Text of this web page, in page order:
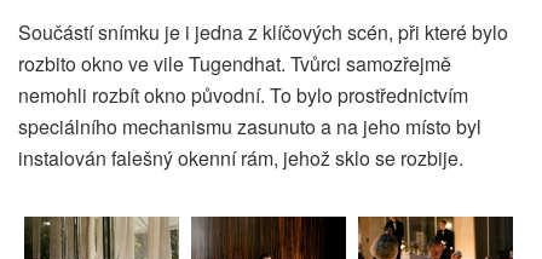
Součástí snímku je i jedna z klíčových scén, při které bylo
rozbito okno ve vile Tugendhat. Tvůrci samozřejmě
nemohli rozbít okno původní. To bylo prostřednictvím
speciálního mechanismu zasunuto a na jeho místo byl
instalován falešný okenní rám, jehož sklo se rozbije.